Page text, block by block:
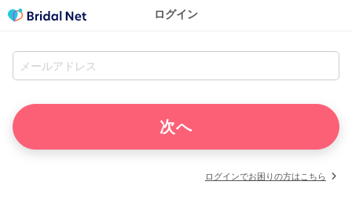
ログイン
ログインでお困りの方はこちら